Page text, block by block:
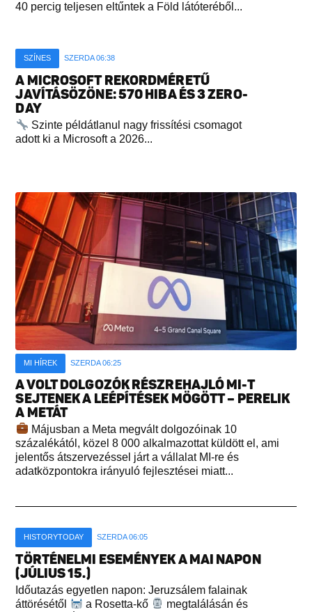
40 percig teljesen eltűntek a Föld látóteréből...
SZÍNES SZERDA 06:38
A MICROSOFT REKORDMÉRETŰ
JAVÍTÁSÖZÖNE: 570 HIBA ÉS 3 ZERO-
DAY
Szinte példátlanul nagy frissítési csomagot
adott ki a Microsoft a 2026...
MI HÍREK SZERDA 06:25
A VOLT DOLGOZÓK RÉSZREHAJLÓ MI-T
SEJTENEK A LEÉPÍTÉSEK MÖGÖTT – PERELIK
A METÁT
Májusban a Meta megvált dolgozóinak 10
százalékától, közel 8 000 alkalmazottat küldött el, ami
jelentős átszervezéssel járt a vállalat MI-re és
adatközpontokra irányuló fejlesztései miatt...
HISTORYTODAY SZERDA 06:05
TÖRTÉNELMI ESEMÉNYEK A MAI NAPON
(JÚLIUS 15.)
Időutazás egyetlen napon: Jeruzsálem falainak
áttörésétől
a Rosetta-kő
megtalálásán és